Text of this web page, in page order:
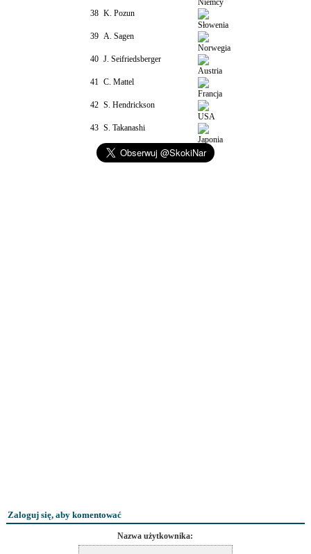
38 K. Pozun
39 A. Sagen
40 J. Seifriedsberger
41 C. Mattel
42 S. Hendrickson
43 S. Takanashi
Zaloguj się, aby komentować
Nazwa użytkownika: